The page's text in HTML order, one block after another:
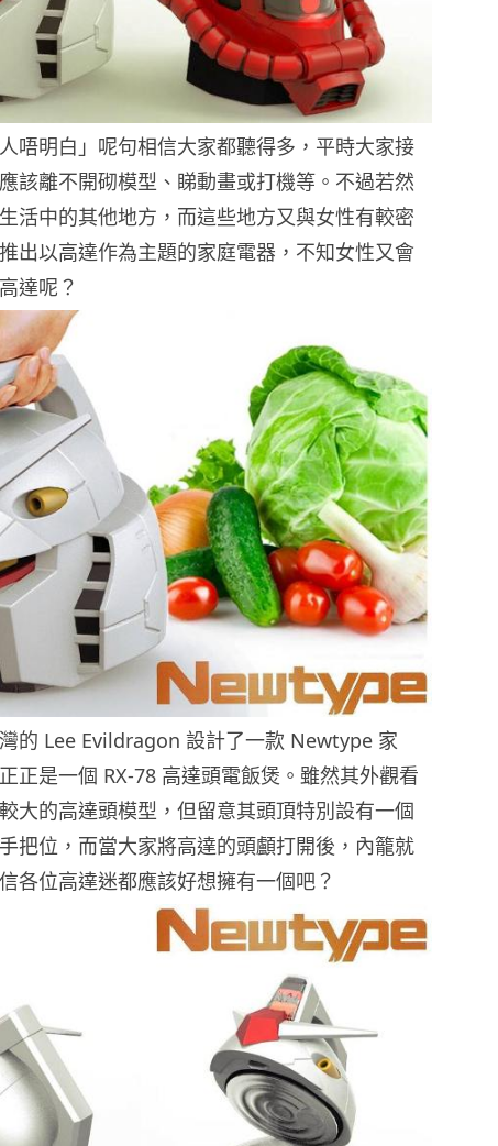
唔明白」呢句相信大家都聽得多，平時大家接
該離不開砌模型、睇動畫或打機等。不過若然
活中的其他地方，而這些地方又與女性有較密
出以高達作為主題的家庭電器，不知女性又會
達呢？
的 Lee Evildragon 設計了一款 Newtype 家
正是一個 RX-78 高達頭電飯煲。雖然其外觀看
大的高達頭模型，但留意其頭頂特別設有一個
把位，而當大家將高達的頭顱打開後，內籠就
各位高達迷都應該好想擁有一個吧？